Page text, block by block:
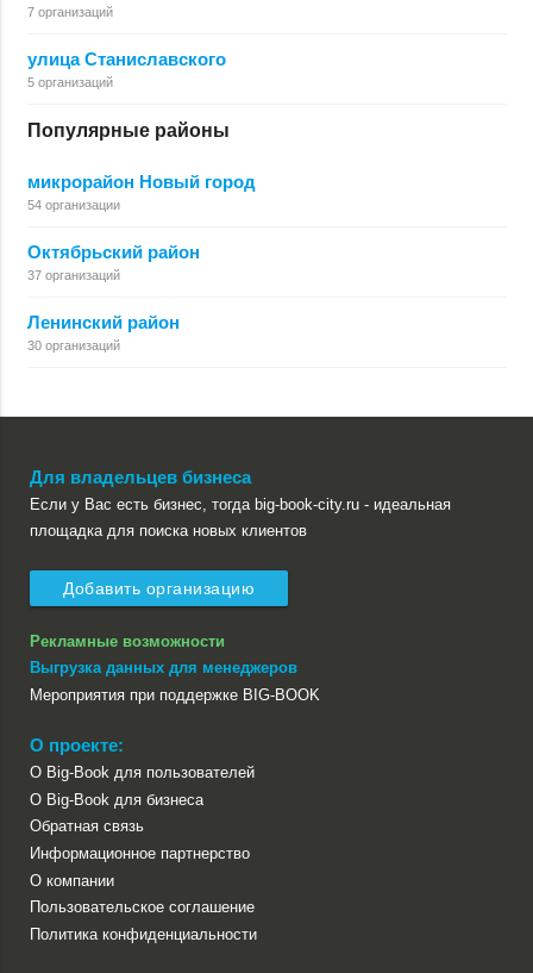
7 организаций
улица Станиславского
5 организаций
Популярные районы
микрорайон Новый город
54 организации
Октябрьский район
37 организаций
Ленинский район
30 организаций
Для владельцев бизнеса
Если у Вас есть бизнес, тогда big-book-city.ru - идеальная
площадка для поиска новых клиентов
Добавить организацию
Рекламные возможности
Выгрузка данных для менеджеров
Мероприятия при поддержке BIG-BOOK
О проекте:
О Big-Book для пользователей
О Big-Book для бизнеса
Обратная связь
Информационное партнерство
О компании
Пользовательское соглашение
Политика конфиденциальности